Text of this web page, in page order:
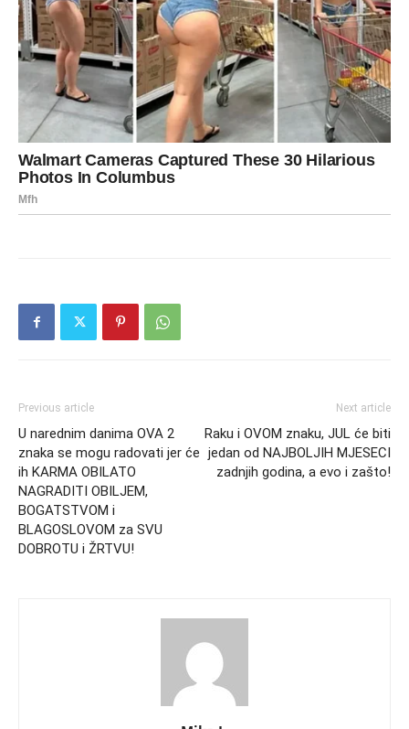
Previous article
U narednim danima OVA 2
znaka se mogu radovati jer će
ih KARMA OBILATO
NAGRADITI OBILJEM,
BOGATSTVOM i
BLAGOSLOVOM za SVU
DOBROTU i ŽRTVU!
Next article
Raku i OVOM znaku, JUL će biti
jedan od NAJBOLJIH MJESECI
zadnjih godina, a evo i zašto!